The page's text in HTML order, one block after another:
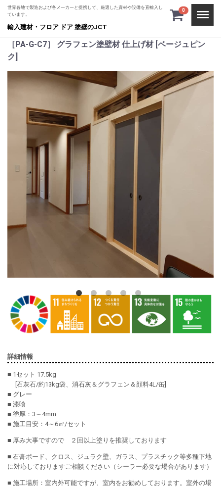
世界各地で製造および各メーカーと提携して、厳選した資材や設備を直輸入し
ています。
輸入建材・フロア ドア 塗壁のJCT
0
［PA-G-C7］ グラフェン塗壁材 仕上げ材 [ベージュピン
ク]
詳細情報
■ 1セット 17.5kg
[石灰石/約13kg袋、消石灰＆グラフェン＆顔料4L/缶]
■ グレー
■ 漆喰
■ 塗厚：3～4mm
■ 施工目安：4～6㎡/セット
■ 厚み大事ですので ２回以上塗りを推奨しております
■ 石膏ボード、クロス、ジュラク壁、ガラス、プラスチック等多種下地
に対応しておりますご相談ください（シーラー必要な場合があります）
■ 施工場所：室内外可能ですが、室内をお勧めしております。室外の場